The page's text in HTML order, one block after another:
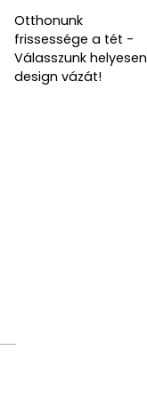
Otthonunk
frissessége a tét -
Válasszunk helyesen
design vázát!